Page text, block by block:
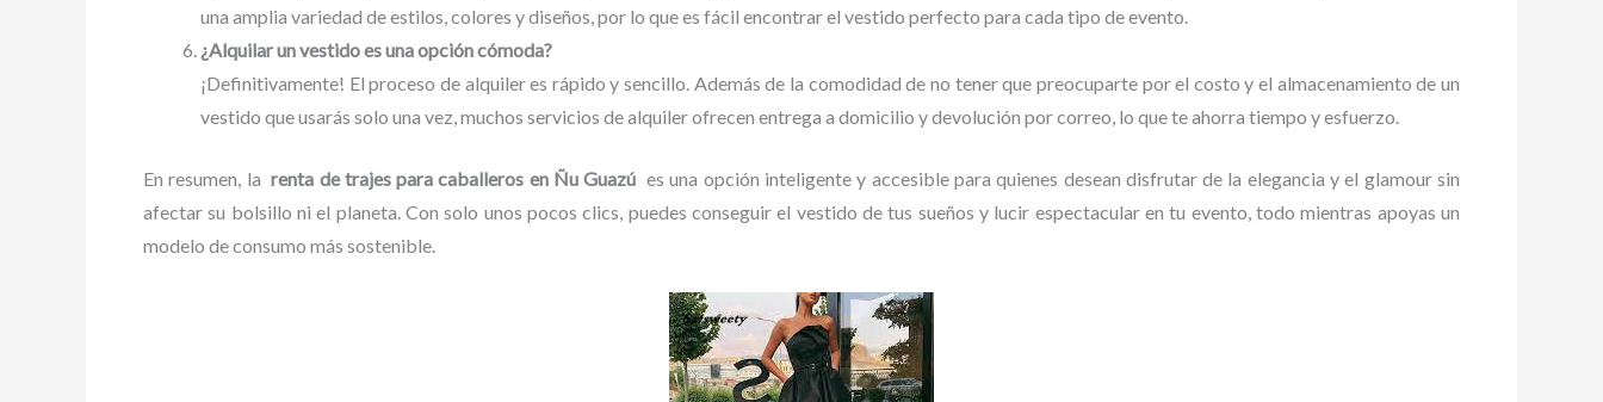
una amplia variedad de estilos, colores y diseños, por lo que es fácil encontrar el vestido perfecto para cada tipo de evento.
¿Alquilar un vestido es una opción cómoda?
¡Definitivamente! El proceso de alquiler es rápido y sencillo. Además de la comodidad de no tener que preocuparte por el costo y el almacenamiento de un
vestido que usarás solo una vez, muchos servicios de alquiler ofrecen entrega a domicilio y devolución por correo, lo que te ahorra tiempo y esfuerzo.
En resumen, larenta de trajes para caballeros en Ñu Guazú es una opción inteligente y accesible para quienes desean disfrutar de la elegancia y el glamour sin
afectar su bolsillo ni el planeta. Con solo unos pocos clics, puedes conseguir el vestido de tus sueños y lucir espectacular en tu evento, todo mientras apoyas un
modelo de consumo más sostenible.